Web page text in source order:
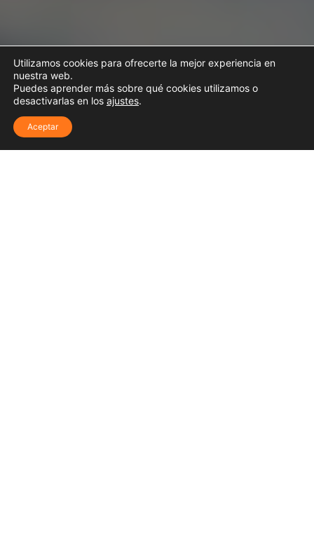
Utilizamos cookies para ofrecerte la mejor experiencia en
nuestra web.
Puedes aprender más sobre qué cookies utilizamos o
desactivarlas en los ajustes.
Aceptar
¿Necesitas ayuda?